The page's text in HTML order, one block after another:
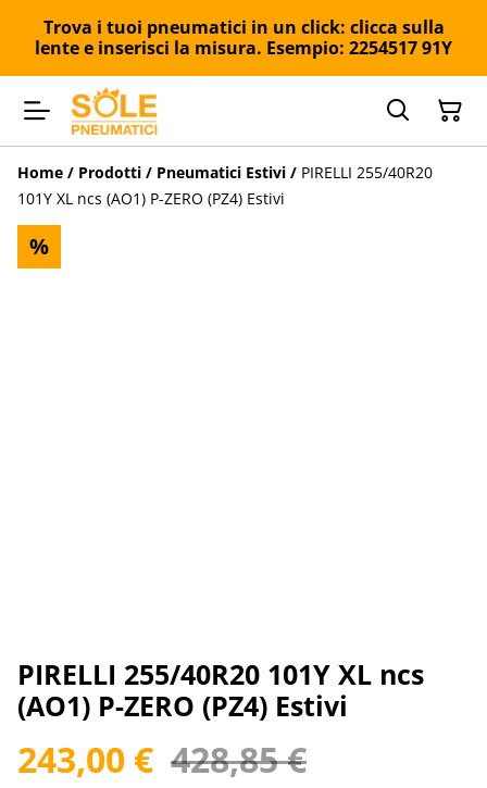
Trova i tuoi pneumatici in un click: clicca sulla
lente e inserisci la misura. Esempio: 2254517 91Y
Home / Prodotti / Pneumatici Estivi / PIRELLI 255/40R20
101Y XL ncs (AO1) P-ZERO (PZ4) Estivi
%
PIRELLI 255/40R20 101Y XL ncs
(AO1) P-ZERO (PZ4) Estivi
243,00 € 428,85 €